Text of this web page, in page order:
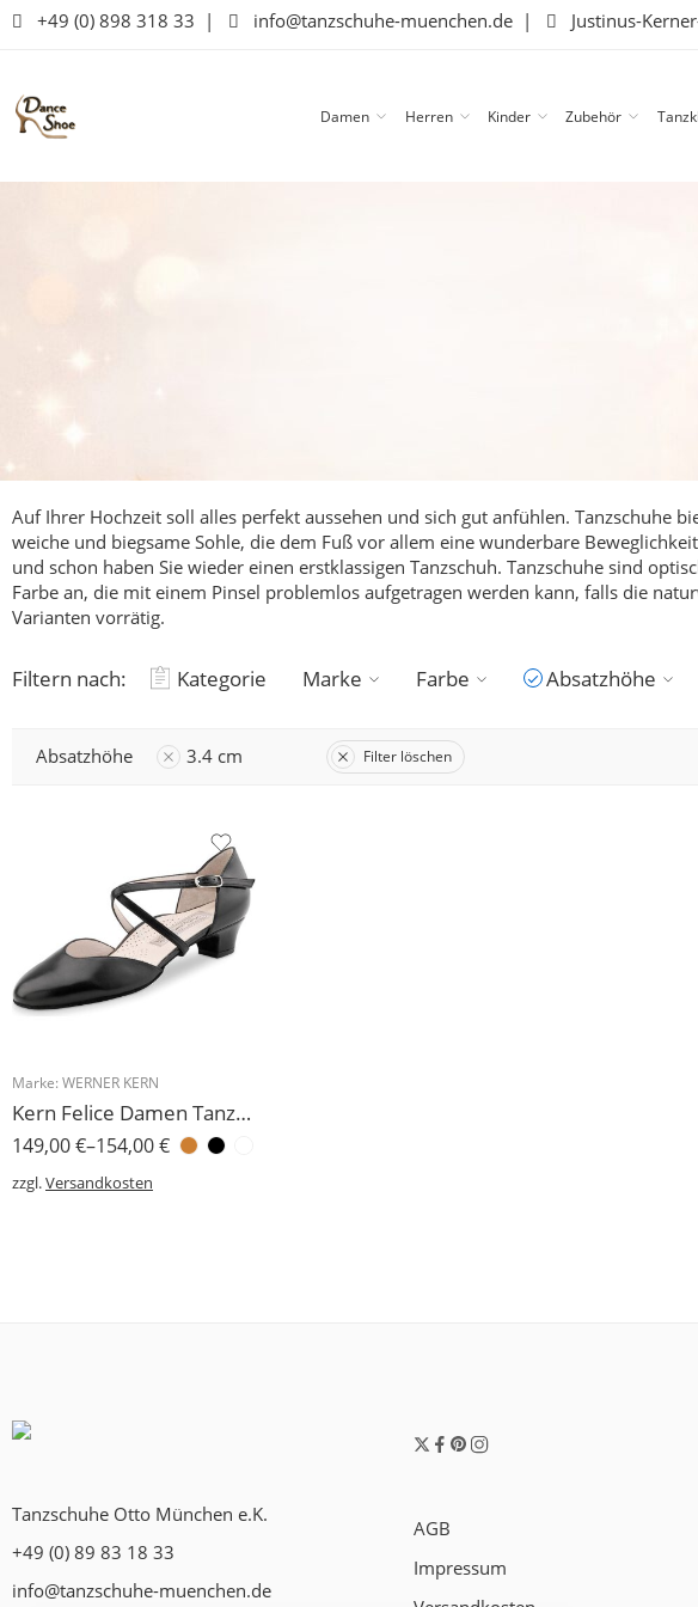
+49 (0) 898 318 33 | info@tanzschuhe-muenchen.de | Justinus-
Damen Herren Kinder Zubehör
Auf Ihrer Hochzeit soll alles perfekt aussehen und sich gut anfühlen. Tanzschuhe
weiche und biegsame Sohle, die dem Fuß vor allem eine wunderbare
und schon haben Sie wieder einen erstklassigen Tanzschuh. Tanzschuhe sind
Farbe an, die mit einem Pinsel problemlos aufgetragen werden kann, falls die
Varianten vorrätig.
Filtern nach: Kategorie Marke Farbe Absatzhöhe
Absatzhöhe 3.4 cm Filter löschen
Marke: WERNER KERN
Kern Felice Damen Tanzschuh Werner Kern 3,4 cm
149,00€–154,00€
zzgl.Versandkosten
Tanzschuhe Otto München e.K.
+49 (0) 89 83 18 33
info@tanzschuhe-muenchen.de
AGB
Impressum